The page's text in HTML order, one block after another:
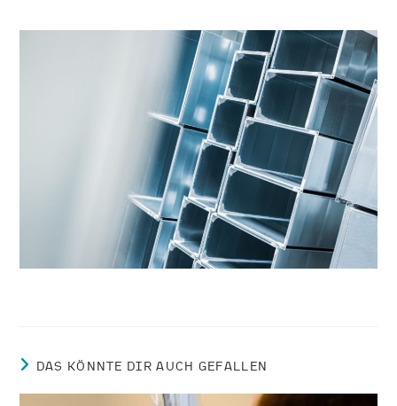
DAS KÖNNTE DIR AUCH GEFALLEN